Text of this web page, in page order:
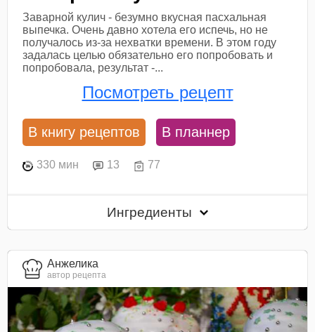
Заварной кулич - безумно вкусная пасхальная
выпечка. Очень давно хотела его испечь, но не
получалось из-за нехватки времени. В этом году
задалась целью обязательно его попробовать и
попробовала, результат -...
Посмотреть рецепт
В книгу рецептов В планнер
330 мин 13 77
Ингредиенты
Анжелика
автор рецепта